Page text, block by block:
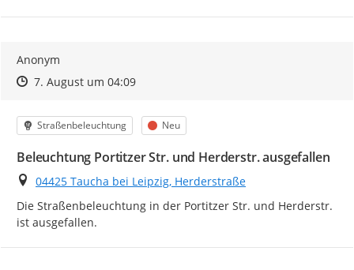
Anonym
Zeitpunkt des Erstellens
Zeitpunkt des Erstellens
7. August um 04:09Zur Äußerung
Kategorie
Straßenbeleuchtung Status
Neu
Beleuchtung Portitzer Str. und Herderstr. ausgefallen
Ort
04425 Taucha bei Leipzig, Herderstraße
Die Straßenbeleuchtung in der Portitzer Str. und Herderstr.
ist ausgefallen.